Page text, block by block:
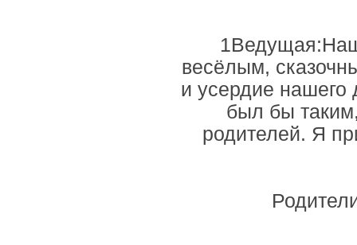
весёлым,
и усердие нашего
был бы
родителей. Я